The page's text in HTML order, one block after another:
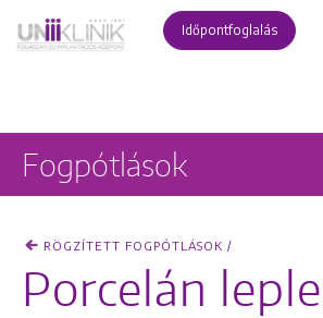
Időpontfoglalás
Fogpótlások
RÖGZÍTETT FOGPÓTLÁSOK /
Porcelán